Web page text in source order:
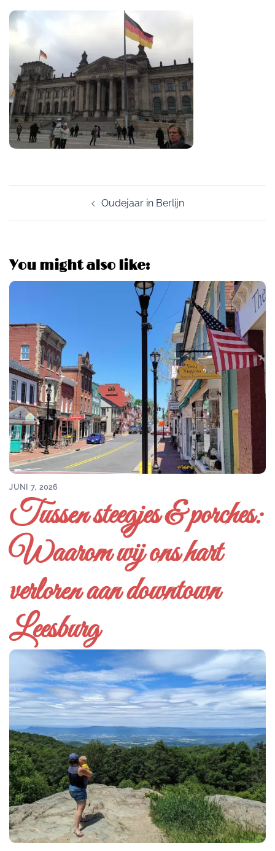
navigation
Oudejaar in Berlijn
You might also like:
JUNI 7, 2026
Tussen steegjes & porches:
Waarom wij ons hart
verloren aan downtown
Leesburg